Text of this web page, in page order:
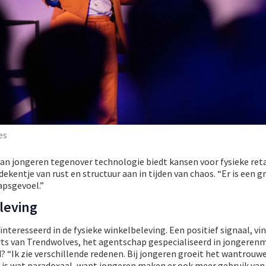
jongeren tegenover technologie biedt kansen voor fysieke
van rust en structuur aan in tijden van chaos. “Er is een
in de fysieke winkelbeleving. Een positief signaal,
van Trendwolves, het agentschap gespecialiseerd in
“Ik zie verschillende redenen. Bij jongeren groeit het